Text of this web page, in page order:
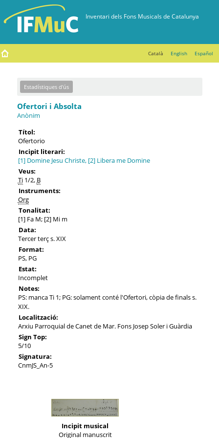
Català English Español
Estadístiques d'ús
Ofertori i Absolta
Anònim
Títol:
Ofertorio
Incipit literari:
[1] Domine Jesu Christe, [2] Libera me Domine
Veus:
Ti1/2, B
Instruments:
Org
Tonalitat:
[1] Fa M; [2] Mi m
Data:
Tercer terç s. XIX
Format:
PS, PG
Estat:
Incomplet
Notes:
PS: manca Ti 1; PG: solament conté l'Ofertori, còpia de finals s.
XIX.
Localització:
Arxiu Parroquial de Canet de Mar. Fons Josep Soler i Guàrdia
Sign Top:
5/10
Signatura:
CnmJS_An-5
Incipit musical
Original manuscrit